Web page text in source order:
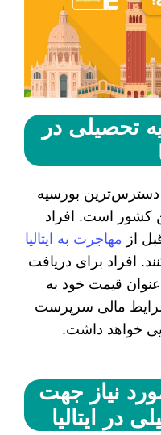
تحصیلی در
دسترس‌ترین بورسیه
کشور است. افراد
از مهاجرت به ایتالیا
افراد برای دریافت
قیمت خود به
مالی سرپرست
خواهد داشت.
نیاز جهت
در ایتالیا